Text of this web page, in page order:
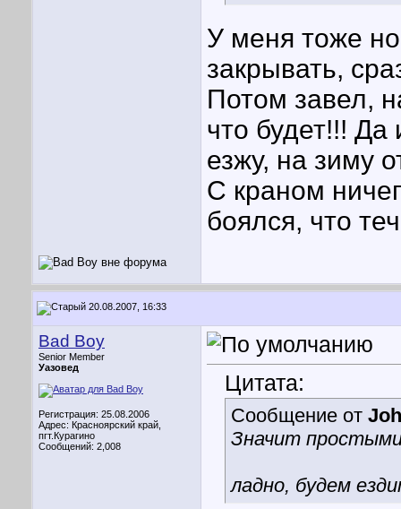
У меня тоже
закрывать,
Потом завел,
что будет!!! Да
езжу, на зиму
С краном
боялся, что
20.08.2007, 16:33
Bad Boy
Senior Member
Уазовед
Регистрация: 25.08.2006
Адрес: Красноярский край,
пгт.Курагино
Сообщений: 2,008
Цитата:
Сообщение от
Значит
ладно, будем